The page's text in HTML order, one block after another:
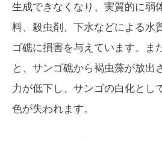
生成できなくなり、実質的に弱
料、殺虫剤、下水などによる水
ゴ礁に損害を与えています。ま
と、サンゴ礁から褐虫藻が放出
力が低下し、サンゴの白化とし
色が失われます。